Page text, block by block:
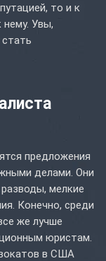
то и к
Увы,
предложения
делами. Они
мелкие
Конечно, среди
же лучше
юристам.
в США